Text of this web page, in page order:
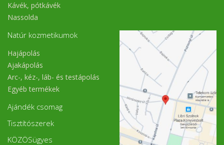
Kávék, pótkávék
Nassolda
Natúr kozmetikumok
Hajápolás
Ajakápolás
Arc-, kéz-, láb- és testápolás
Egyéb termékek
Ajándék csomag
Tisztítószerek
KÖZÖSügyes